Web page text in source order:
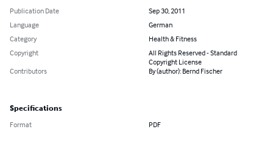
Publication Date
Sep 30, 2011
Language
German
Category
Health & Fitness
Copyright
All Rights Reserved - Standard
Copyright License
Contributors
By (author): Bernd Fischer
Specifications
Format PDF